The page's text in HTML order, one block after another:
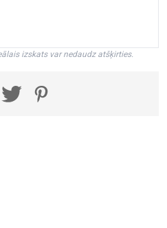
izskats var nedaudz atšķirties.